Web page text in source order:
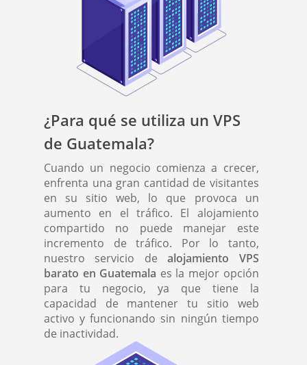
¿Para qué se utiliza un VPS
de Guatemala?
Cuando un negocio comienza a crecer,
enfrenta una gran cantidad de visitantes
en su sitio web, lo que provoca un
aumento en el tráfico. El alojamiento
compartido no puede manejar este
incremento de tráfico. Por lo tanto,
nuestro servicio dealojamiento VPS
barato en Guatemala es la mejor opción
para tu negocio, ya que tiene la
capacidad de mantener tu sitio web
activo y funcionando sin ningún tiempo
de inactividad.